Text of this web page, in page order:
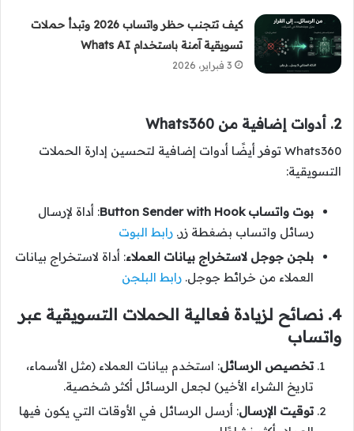
كيف تتجنب حظر واتساب 2026 وتبدأ حملات
تسويقية آمنة باستخدام Whats AI
3 فبراير، 2026
2. أدوات إضافية من Whats360
Whats360 توفر أيضًا أدوات إضافية لتحسين إدارة الحملات
التسويقية:
بوت واتساب Button Sender with Hook
: أداة لإرسال
رسائل واتساب بضغطة زر. رابط البوت
بلجن جوجل لاستخراج بيانات العملاء: أداة لاستخراج بيانات
العملاء من خرائط جوجل. رابط البلجن
4. نصائح لزيادة فعالية الحملات التسويقية عبر
واتساب
تخصيص الرسائل: استخدم بيانات العملاء (مثل الأسماء،
تاريخ الشراء الأخير) لجعل الرسائل أكثر شخصية.
توقيت الإرسال: أرسل الرسائل في الأوقات التي يكون فيها